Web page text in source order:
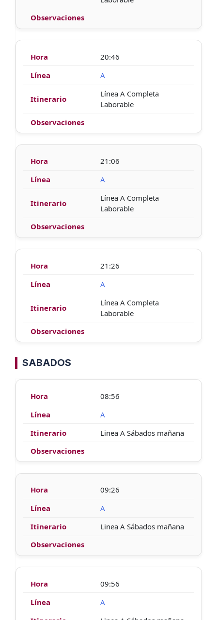
20:46
A
Línea A Completa
Laborable
21:06
A
Línea A Completa
Laborable
21:26
A
Línea A Completa
Laborable
SABADOS
08:56
A
Linea A Sábados mañana
09:26
A
Linea A Sábados mañana
09:56
A